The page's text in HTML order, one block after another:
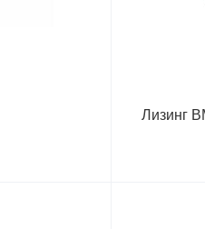
Лизинг